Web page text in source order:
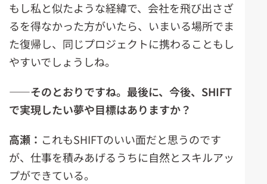
もし私と似たような経緯で、会社を飛び出さざ
るを得なかった方がいたら、いまいる場所でま
た復帰し、同じプロジェクトに携わることもし
やすいでしょうしね。
――そのとおりですね。最後に、今後、SHIFT
で実現したい夢や目標はありますか？
高瀬： これもSHIFTのいい面だと思うのです
が、仕事を積みあげるうちに自然とスキルアッ
プができている。